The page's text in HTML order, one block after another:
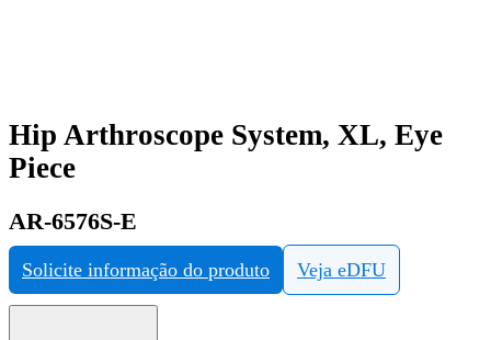
Hip Arthroscope System, XL, Eye
Piece
AR-6576S-E
Solicite informação do produto Veja eDFU